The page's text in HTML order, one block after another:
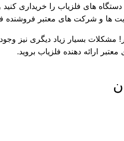
دستگاه های فلزیاب را
و شرکت های معتبر فروشنده
بسیار زیاد دیگری نیز
ارائه دهنده فلزیاب بروید.